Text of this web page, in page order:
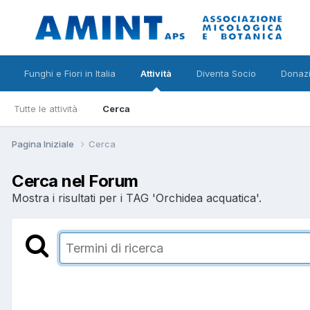
Funghi e Fiori in Italia Attività
Tutte le attività Cerca
Diventa Socio
Pagina Iniziale Cerca
Cerca nel Forum
Mostra i risultati per i TAG 'Orchidea acquatica'.